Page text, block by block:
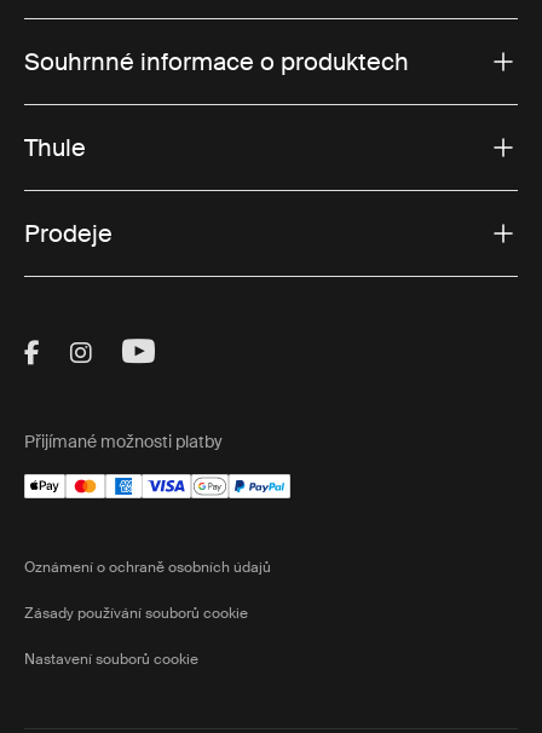
Souhrnné informace o produktech
Thule
Prodeje
Visit Thule on Facebook (external link)
Visit Thule on Instagram (external link)
Visit Thule on Youtube (external
Přijímané možnosti platby
Oznámení o ochraně osobních údajů
Zásady používání souborů cookie
Nastavení souborů cookie